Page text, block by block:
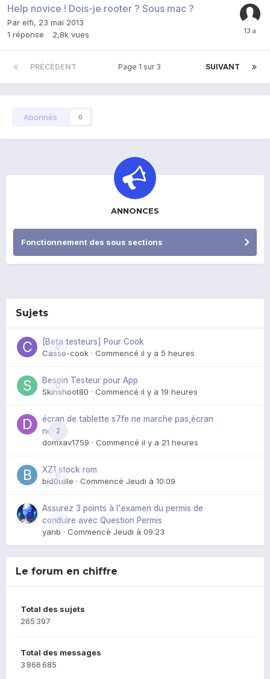
Help novice ! Dois-je rooter ? Sous mac ?
Par elfi, 23 mai 2013
1 réponse 2,8k vues
PRÉCÉDENT SUIVANT
Page 1 sur 3
Abonnés 0
ANNONCES
Fonctionnement des sous sections
Sujets
0
[Beta testeurs] Pour Cook
Casse-cook · Commencé il y a 5 heures
0
Besoin Testeur pour App
Skinshoot80 · Commencé il y a 19 heures
2
écran de tablette s7fe ne marche pas,écran
noir
domxav1759 · Commencé il y a 21 heures
0
XZ1 stock rom
bid0uille · Commencé Jeudi à 10:09
0
Assurez 3 points à l'examen du permis de
conduire avec Question Permis
yanb · Commencé Jeudi à 09:23
Le forum en chiffre
Total des sujets
265 397
Total des messages
3 866 685